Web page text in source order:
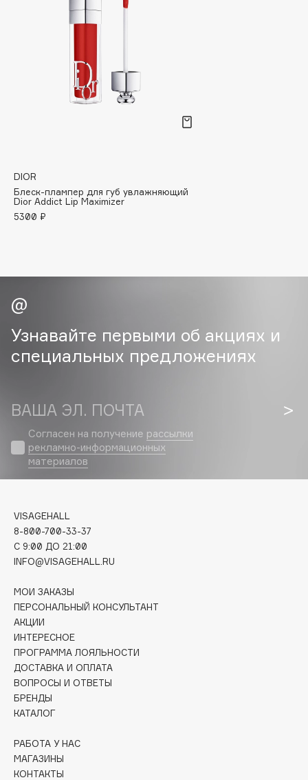
Boadicea The Victorious
Brunello Cucinelli
Bvlgari
by TERRY
C
Cadence
Capelli Dorati
Carolina Herrera
Catrice
Celimax
Cettua
Clarins
Clarins Precious
Clinique
Clive Christian
Club De Nuit
Collagenina
Corimo
CosRX
Cottolina
Cunzite
Curaprox
DIOR
Блеск-плампер для губ увлажняющий
Dior Addict Lip Maximizer
5300 ₽
Узнавайте первыми об акциях и
специальных предложениях
ВАША ЭЛ. ПОЧТА
Согласен на получение рассылки
рекламно-информационных
материалов
VISAGEHALL
8-800-700-33-37
C 9:00 ДО 21:00
INFO@VISAGEHALL.RU
МОИ ЗАКАЗЫ
ПЕРСОНАЛЬНЫЙ КОНСУЛЬТАНТ
АКЦИИ
ИНТЕРЕСНОЕ
ПРОГРАММА ЛОЯЛЬНОСТИ
ДОСТАВКА И ОПЛАТА
ВОПРОСЫ И ОТВЕТЫ
БРЕНДЫ
КАТАЛОГ
РАБОТА У НАС
МАГАЗИНЫ
КОНТАКТЫ